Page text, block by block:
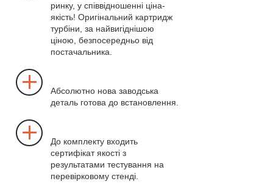
ринку, у співвідношенні ціна-
якість! Оригінальний картридж
турбіни, за найвигіднішою
ціною, безпосередньо від
постачальника.
Абсолютно нова заводська
деталь готова до встановлення.
До комплекту входить
сертифікат якості з
результатами тестування на
перевірковому стенді.